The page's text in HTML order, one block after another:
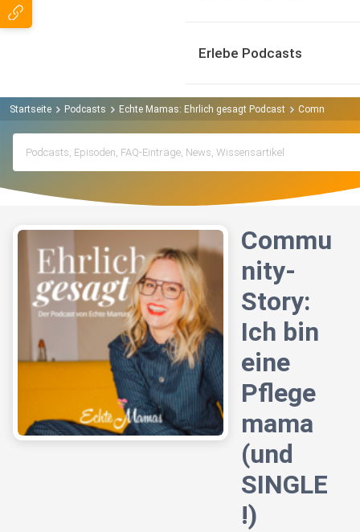
Erlebe Podcasts
Startseite Podcasts Echte Mamas: Ehrlich gesagt Podcast Community-
Commu
nity-
Story:
Ich bin
eine
Pflege
mama
(und
SINGLE
!)